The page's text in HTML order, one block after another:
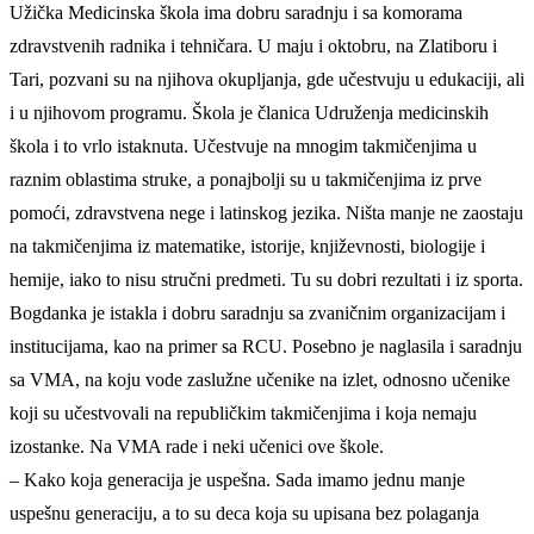
Užička Medicinska škola ima dobru saradnju i sa komorama
zdravstvenih radnika i tehničara. U maju i oktobru, na Zlatiboru i
Tari, pozvani su na njihova okupljanja, gde učestvuju u edukaciji, ali
i u njihovom programu. Škola je članica Udruženja medicinskih
škola i to vrlo istaknuta. Učestvuje na mnogim takmičenjima u
raznim oblastima struke, a ponajbolji su u takmičenjima iz prve
pomoći, zdravstvena nege i latinskog jezika. Ništa manje ne zaostaju
na takmičenjima iz matematike, istorije, književnosti, biologije i
hemije, iako to nisu stručni predmeti. Tu su dobri rezultati i iz sporta.
Bogdanka je istakla i dobru saradnju sa zvaničnim organizacijam i
institucijama, kao na primer sa RCU. Posebno je naglasila i saradnju
sa VMA, na koju vode zaslužne učenike na izlet, odnosno učenike
koji su učestvovali na republičkim takmičenjima i koja nemaju
izostanke. Na VMA rade i neki učenici ove škole.
– Kako koja generacija je uspešna. Sada imamo jednu manje
uspešnu generaciju, a to su deca koja su upisana bez polaganja